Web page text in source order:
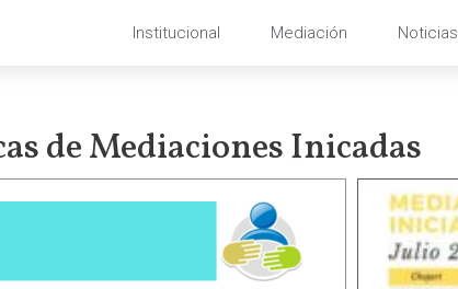
Institucional Mediación Noticias
de Mediaciones Inicadas